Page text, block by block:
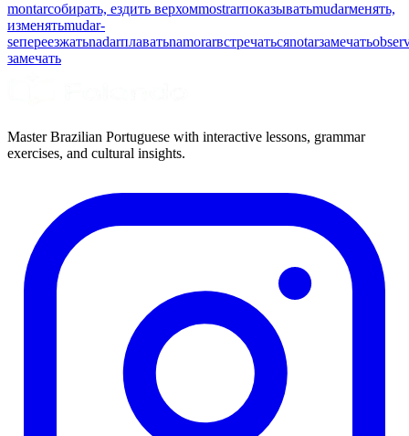
montarсобирать, ездить верхомmostrarпоказыватьmudarменять,
изменятьmudar-
seпереезжатьnadarплаватьnamorarвстречатьсяnotarзамечать
замечать
Master Brazilian Portuguese with interactive lessons, grammar
exercises, and cultural insights.